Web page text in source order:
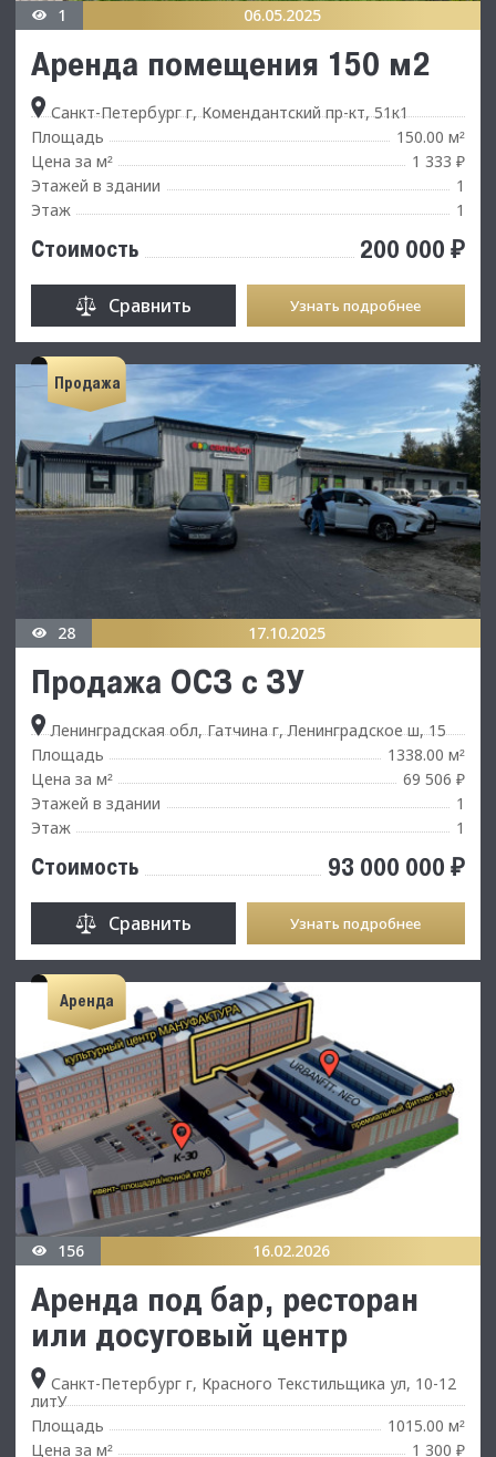
1 06.05.2025
Аренда помещения 150 м2
Санкт-Петербург г, Комендантский пр-кт, 51к1
Площадь
150.00 м²
Цена за м²
1 333 ₽
Этажей в здании
1
Этаж
1
Стоимость 200 000 ₽
Сравнить Узнать подробнее
Продажа
28 17.10.2025
Продажа ОСЗ с ЗУ
Ленинградская обл, Гатчина г, Ленинградское ш, 15
Площадь
1338.00 м²
Цена за м²
69 506 ₽
Этажей в здании
1
Этаж
1
Стоимость 93 000 000 ₽
Сравнить Узнать подробнее
Аренда
156 16.02.2026
Аренда под бар, ресторан
или досуговый центр
Санкт-Петербург г, Красного Текстильщика ул, 10-12
литУ
Площадь
1015.00 м²
Цена за м² 1 300 ₽